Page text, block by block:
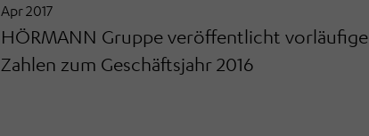
Apr 2017
HÖRMANN Gruppe veröffentlicht vorläufige
Zahlen zum Geschäftsjahr 2016